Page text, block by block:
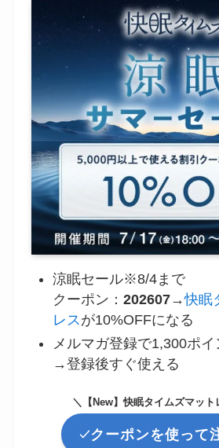
涼眠セール※8/4まで
クーポン：202607→快眠
レス が10%OFFになる
メルマガ登録で1,300ポ
→登録後すぐ使える
＼【New】快眠タイムズマット
クーポンを使って